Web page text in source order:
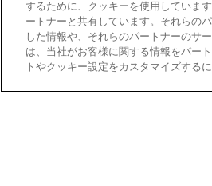
オークネ
するために、クッキーを使用していま
ートナーと共有しています。それらの
した情報や、それらのパートナーのサ
は、当社がお客様に関する情報をパー
トやクッキー設定をカスタマイズする